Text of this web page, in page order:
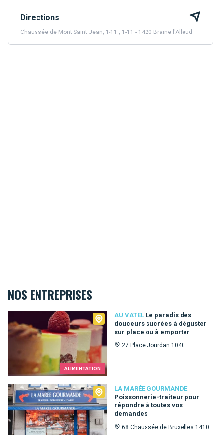
Directions
Chaussée de Mont Saint Jean, 1-11 , 1-11 - 1420 Braine l'Alleud
NOS ENTREPRISES
ALIMENTATION
AU VATEL Le paradis des
douceurs sucrées à déguster
sur place ou à emporter
27 Place Jourdan 1040
LA MARÉE GOURMANDE
Poissonnerie-traiteur pour
répondre à toutes vos
demandes
68 Chaussée de Bruxelles 1410
La Marée Gourmande